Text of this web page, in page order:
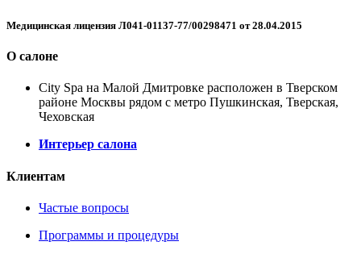
Медицинская лицензия Л041-01137-77/00298471 от 28.04.2015
О салоне
City Spa на Малой Дмитровке расположен в Тверском
районе Москвы рядом с метро Пушкинская, Тверская,
Чеховская
Интерьер салона
Клиентам
Частые вопросы
Программы и процедуры